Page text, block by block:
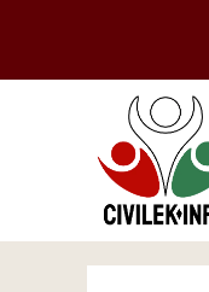
tartalomba